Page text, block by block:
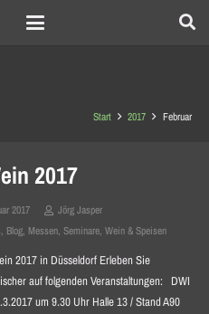
Start 2017 Februar
2017
2017
Jörg Jasper
, Blog, Messen,Seminare,Wein & Speisen
2017 in Düsseldorf Erleben Sie
auf folgenden Veranstaltungen: DWI
um 9.30 Uhr Halle 13 / Stand A90